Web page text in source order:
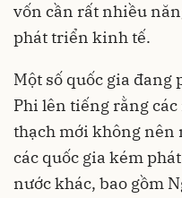
vốn cần rất nhiều
phát triển kinh tế.
Một số quốc gia đang
Phi lên tiếng rằng
thạch mới không nên
các quốc gia kém
nước khác, bao gồm